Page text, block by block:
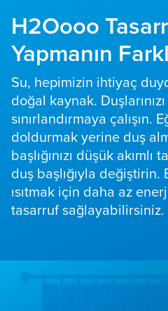
H2Oooo
Yapmanın
Su, hepimizin ihtiyaç
doğal kaynak.
sınırlandırmaya çalışın.
doldurmak yerine duş
başlığınızı düşük
duş başlığıyla
ısıtmak için daha az
tasarruf sağlayabilirsiniz.